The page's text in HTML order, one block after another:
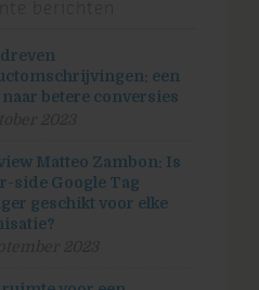
een
betere conversies
Matteo Zambon: Is
side Google Tag
geschikt voor elke